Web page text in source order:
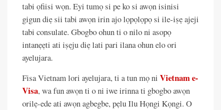
tabi ọfiisi wọn. Eyi tumọ si pe ko si awọn isinisi
gigun diẹ sii tabi awọn irin ajo lọpọlọpọ si ile-iṣẹ ajeji
tabi consulate. Gbogbo ohun ti o nilo ni asopọ
intanẹẹti ati iṣẹju diẹ lati pari ilana ohun elo ori
ayelujara.
Fisa Vietnam lori ayelujara, ti a tun mọ ni Vietnam e-
Visa, wa fun awọn ti o ni iwe irinna ti gbogbo awọn
orilẹ-ede ati awọn agbegbe, pẹlu Ilu Họngi Kọngi. O